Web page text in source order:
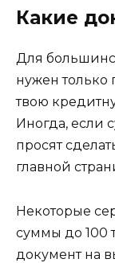
Какие
Для
нужен только
твою
Иногда, если
просят
главной
Некоторые
суммы до 100
документ на